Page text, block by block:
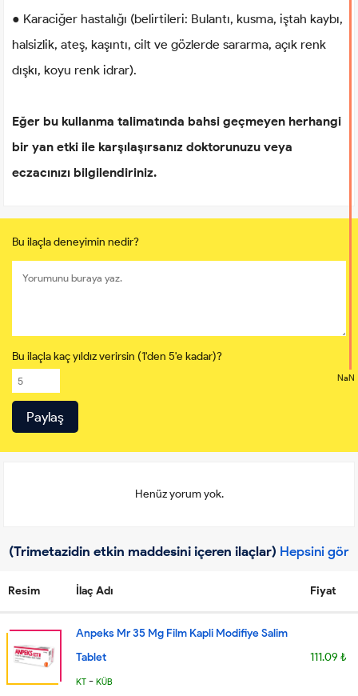
● Karaciğer hastalığı (belirtileri: Bulantı, kusma, iştah kaybı,
halsizlik, ateş, kaşıntı, cilt ve gözlerde sararma, açık renk
dışkı, koyu renk idrar).
Eğer bu kullanma talimatında bahsi geçmeyen herhangi
bir yan etki ile karşılaşırsanız doktorunuzu veya
eczacınızı bilgilendiriniz.
Bu ilaçla deneyimin nedir?
Bu ilaçla kaç yıldız verirsin (1'den 5'e kadar)?
Henüz yorum yok.
(Trimetazidin etkin maddesini içeren ilaçlar) Hepsini gör
Resim İlaç Adı Fiyat
Anpeks Mr 35 Mg Film Kapli Modifiye Salim
Tablet
KT - KÜB
111.09 ₺
NaN